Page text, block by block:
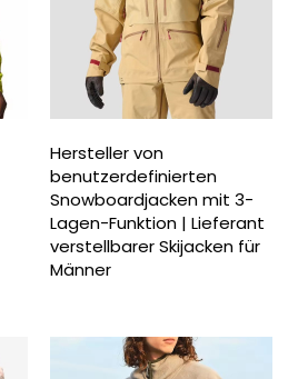
Hersteller von
benutzerdefinierten
Snowboardjacken mit 3-
Lagen-Funktion | Lieferant
verstellbarer Skijacken für
Männer